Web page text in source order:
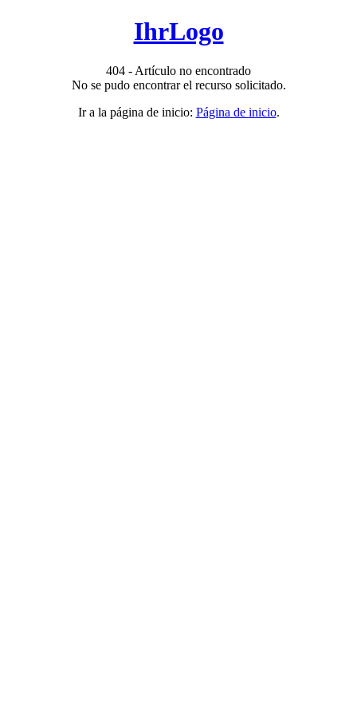
IhrLogo
404 - Artículo no encontrado
No se pudo encontrar el recurso solicitado.
Ir a la página de inicio: Página de inicio.